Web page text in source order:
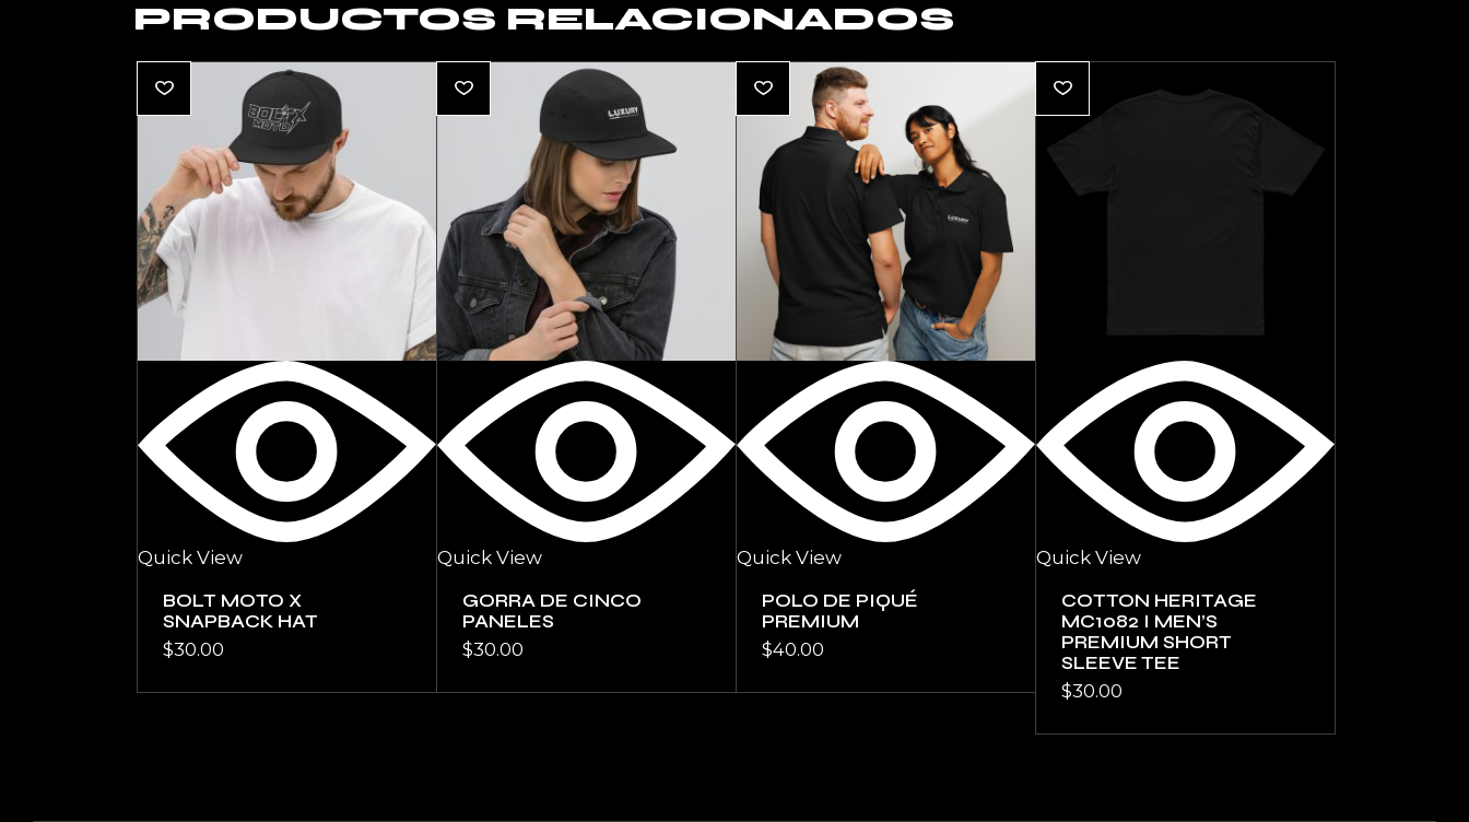
PRODUCTOS RELACIONADOS
Quick View
BOLT MOTO X
SNAPBACK HAT
$30.00
Quick View
GORRA DE CINCO
PANELES
$30.00
Quick View
POLO DE PIQUÉ
PREMIUM
$40.00
Quick View
COTTON HERITAGE
MC1082 I MEN’S
PREMIUM SHORT
SLEEVE TEE
$30.00